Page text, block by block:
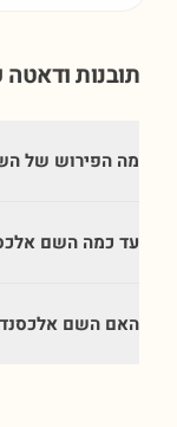
תובנות
מה הפירוש של
עד כמה השם
האם השם